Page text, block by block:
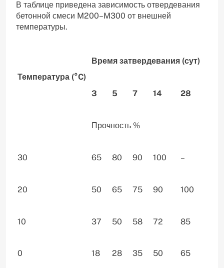
В таблице приведена зависимость отвердевания
бетонной смеси M200–M300 от внешней
температуры.
Температура (°C)
Время затвердевания (сут)
3 5 7 14 28
Прочность %
30 65 80 90 100 –
20 50 65 75 90 100
10 37 50 58 72 85
0 18 28 35 50 65